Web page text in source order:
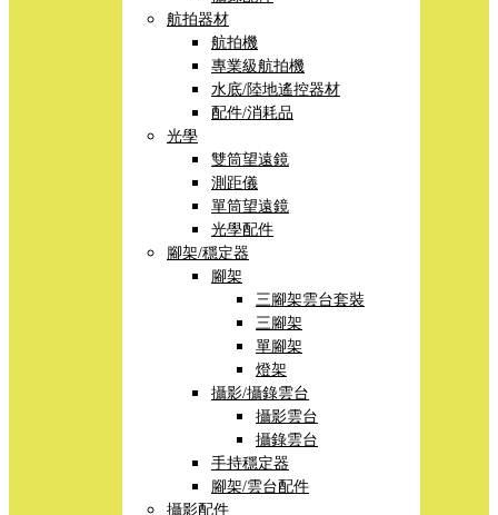
航拍器材
航拍機
專業級航拍機
水底/陸地遙控器材
配件/消耗品
光學
雙筒望遠鏡
測距儀
單筒望遠鏡
光學配件
腳架/穩定器
腳架
三腳架雲台套裝
三腳架
單腳架
燈架
攝影/攝錄雲台
攝影雲台
攝錄雲台
手持穩定器
腳架/雲台配件
攝影配件